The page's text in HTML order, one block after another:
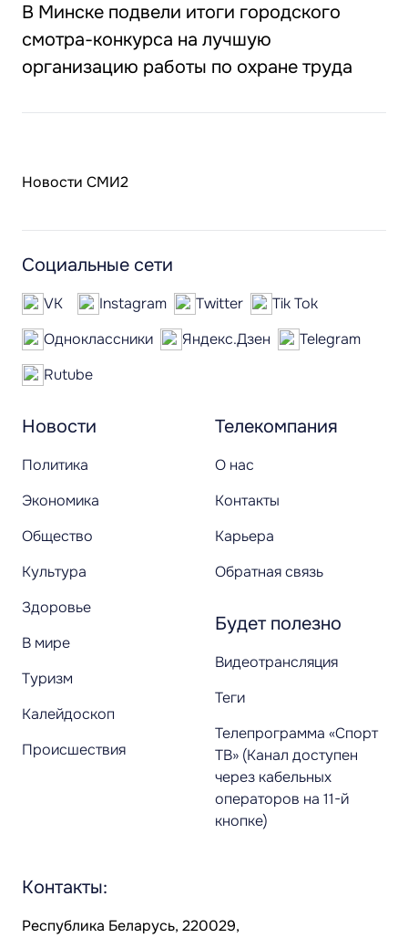
В Минске подвели итоги городского
смотра-конкурса на лучшую
организацию работы по охране труда
Новости СМИ2
Новости
Политика
Экономика
Общество
Культура
Здоровье
В мире
Туризм
Калейдоскоп
Происшествия
Телекомпания
О нас
Контакты
Карьера
Обратная связь
Будет полезно
Видеотрансляция
Теги
Телепрограмма «Спорт
ТВ» (Канал доступен
через кабельных
операторов на 11-й
кнопке)
Социальные сети
VK Instagram Twitter
Tik Tok
Одноклассники
Яндекс.Дзен
Telegram
Rutube
Контакты:
Республика Беларусь, 220029,